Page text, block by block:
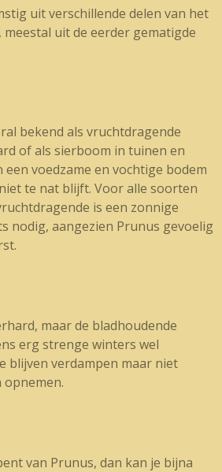
uit verschillende delen van het
uit de eerder gematigde
bekend als vruchtdragende
of als sierboom in tuinen en
voedzame en vochtige bodem
te nat blijft. Voor alle soorten
is een zonnige
nodig, aangezien Prunus gevoelig
maar de bladhoudende
erg strenge winters wel
blijven verdampen maar niet
van Prunus, dan kan je bijna